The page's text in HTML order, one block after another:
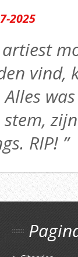
2025
vind,
RIP! ”